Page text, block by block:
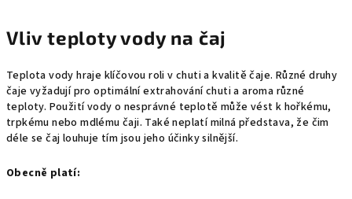
Vliv teploty vody na čaj
Teplota vody hraje klíčovou roli v chuti a kvalitě čaje. Různé druhy
čaje vyžadují pro optimální extrahování chuti a aroma různé
teploty. Použití vody o nesprávné teplotě může vést k hořkému,
trpkému nebo mdlému čaji. Také neplatí milná představa, že čim
déle se čaj louhuje tím jsou jeho účinky silnější.
Obecně platí: